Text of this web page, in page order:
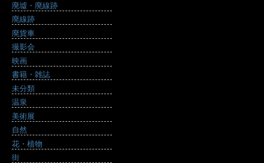
廃墟・廃線跡
廃線跡
廃貨車
撮影会
映画
書籍・雑誌
未分類
温泉
美術展
自然
花・植物
街